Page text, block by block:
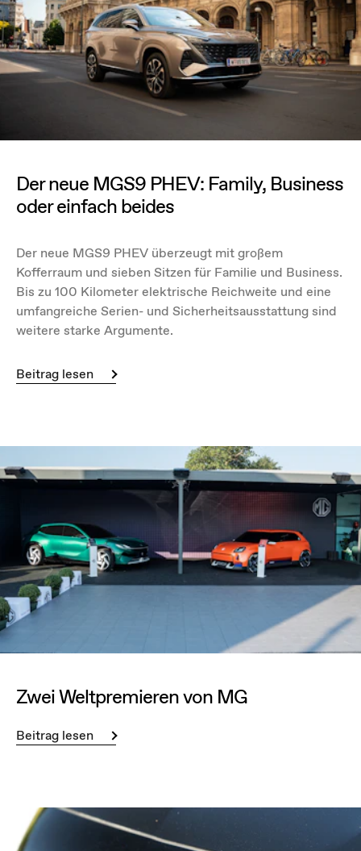
Der neue MGS9 PHEV: Family, Business
oder einfach beides
Der neue MGS9 PHEV überzeugt mit großem
Kofferraum und sieben Sitzen für Familie und Business.
Bis zu 100 Kilometer elektrische Reichweite und eine
umfangreiche Serien- und Sicherheitsausstattung sind
weitere starke Argumente.
Beitrag lesen
Zwei Weltpremieren von MG
Beitrag lesen